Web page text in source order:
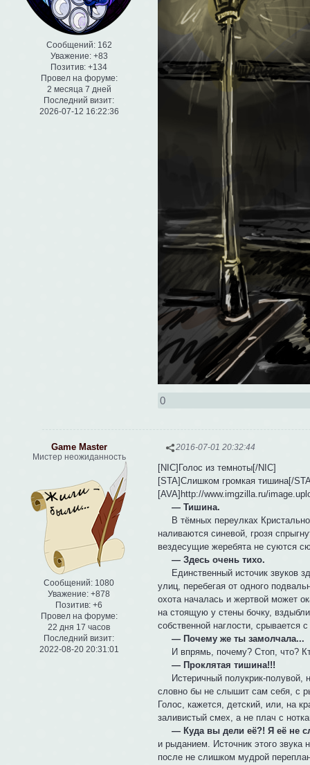
Сообщений:162
Уважение: +83
Позитив: +134
Провел на форуме:
2 месяца 7 дней
Последний визит:
2026-07-12 16:22:36
0
2016-07-01 20:32:44
Game Master
Мистер неожиданность
Сообщений: 1080
Уважение: +878
Позитив: +6
Провел на форуме:
22 дня 17 часов
Последний визит:
2022-08-20 20:31:01
[NIC]Голос из темноты[/NIC]
[STA]Слишком громкая тишина[/
[AVA]http://www.imgzilla.ru/
— Тишина.
В тёмных переулках
наливаются синевой, грозя
вездесущие жеребята не суются
— Здесь очень тихо.
Единственный источик звуков
улиц, перебегая от одного
охота началась и жертвой может
на стоящую у стены бочку,
собственной наглости, срывается
— Почему же ты замолчала...
И впрямь, почему? Стоп, что?
— Проклятая тишина!!!
Истеричный полукрик-полувой,
словно бы не слышит сам себя, с
Голос, кажется, детский, или, на
заливистый смех, а не плач с
— Куда вы дели её?! Я её не
и рыданием. Источник этого звука
после не слишком мудрой